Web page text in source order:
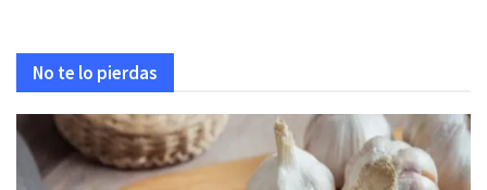
No te lo pierdas